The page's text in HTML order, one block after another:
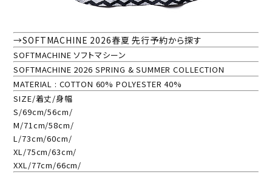
→SOFTMACHINE 2026春夏 先行予約から探す
SOFTMACHINE ソフトマシーン
SOFTMACHINE 2026 SPRING & SUMMER COLLECTION
MATERIAL : COTTON 60% POLYESTER 40%
SIZE/着丈/身幅
S/69cm/56cm/
M/71cm/58cm/
L/73cm/60cm/
XL/75cm/63cm/
XXL/77cm/66cm/